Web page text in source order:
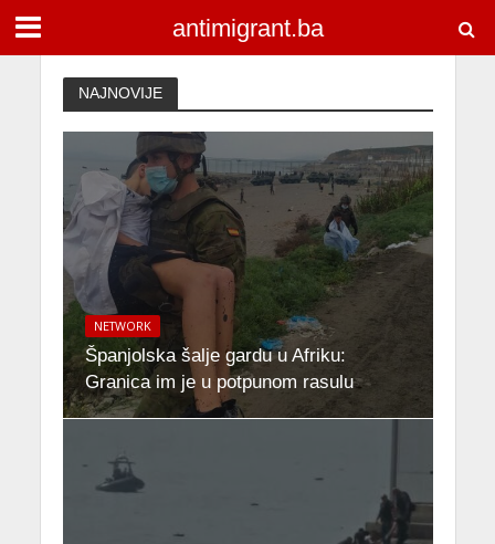
antimigrant.ba
NAJNOVIJE
NETWORK
Španjolska šalje gardu u Afriku:
Granica im je u potpunom rasulu